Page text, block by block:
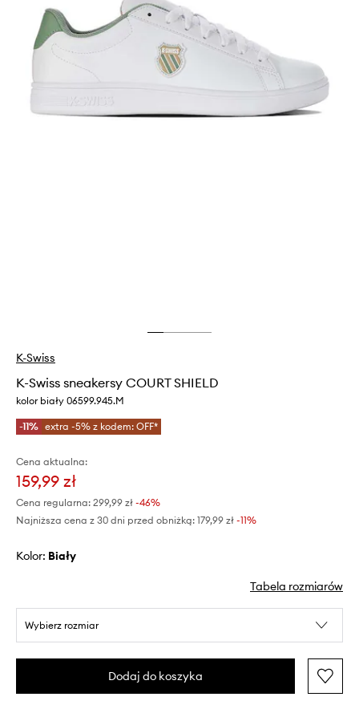
K-Swiss
K-Swiss sneakersy COURT SHIELD
kolor biały 06599.945.M
-11% extra -5% z kodem: OFF*
Cena aktualna:
159,99 zł
Cena regularna: 299,99 zł -46%
Najniższa cena z 30 dni przed obniżką: 179,99 zł -11%
Kolor: biały
Tabela rozmiarów
Wybierz rozmiar
Dodaj do koszyka